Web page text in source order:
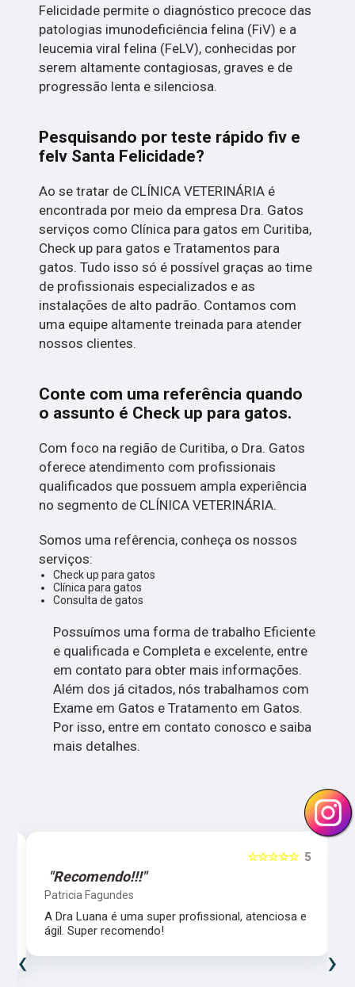
Felicidade permite o diagnóstico precoce das
patologias imunodeficiência felina (FiV) e a
leucemia viral felina (FeLV), conhecidas por
serem altamente contagiosas, graves e de
progressão lenta e silenciosa.
Pesquisando por teste rápido fiv e
felv Santa Felicidade?
Ao se tratar de CLÍNICA VETERINÁRIA é
encontrada por meio da empresa Dra. Gatos
serviços como Clínica para gatos em Curitiba,
Check up para gatos e Tratamentos para
gatos. Tudo isso só é possível graças ao time
de profissionais especializados e as
instalações de alto padrão. Contamos com
uma equipe altamente treinada para atender
nossos clientes.
Conte com uma referência quando
o assunto é Check up para gatos.
Com foco na região de Curitiba, o Dra. Gatos
oferece atendimento com profissionais
qualificados que possuem ampla experiência
no segmento de CLÍNICA VETERINÁRIA.
Somos uma refêrencia, conheça os nossos
serviços:
Check up para gatos
Clínica para gatos
Consulta de gatos
Possuímos uma forma de trabalho Eficiente
e qualificada e Completa e excelente, entre
em contato para obter mais informações.
Além dos já citados, nós trabalhamos com
Exame em Gatos e Tratamento em Gatos.
Por isso, entre em contato conosco e saiba
mais detalhes.
5
☆☆☆☆☆
"Recomendo!!!"
Patricia Fagundes
A Dra Luana é uma super profissional, atenciosa e
ágil. Super recomendo!
‹ ›